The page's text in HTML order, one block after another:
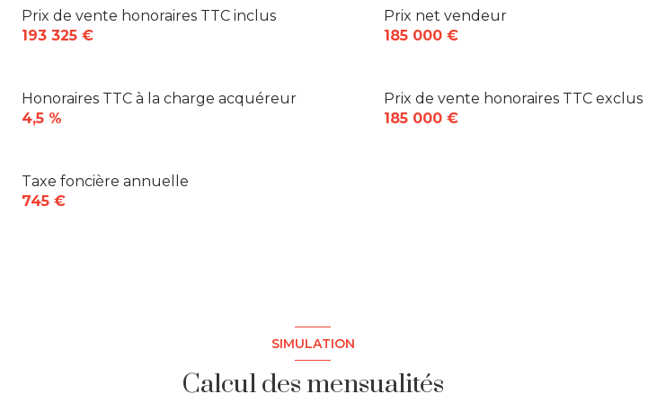
salon/sejour
chambre
Prix de vente honoraires TTC inclus
193 325 €
Prix net vendeur
185 000 €
Prix de vente honoraires TTC exclus
185 000 €
Honoraires TTC à la charge acquéreur
4,5 %
Taxe foncière annuelle
745 €
SIMULATION
Calcul des mensualités